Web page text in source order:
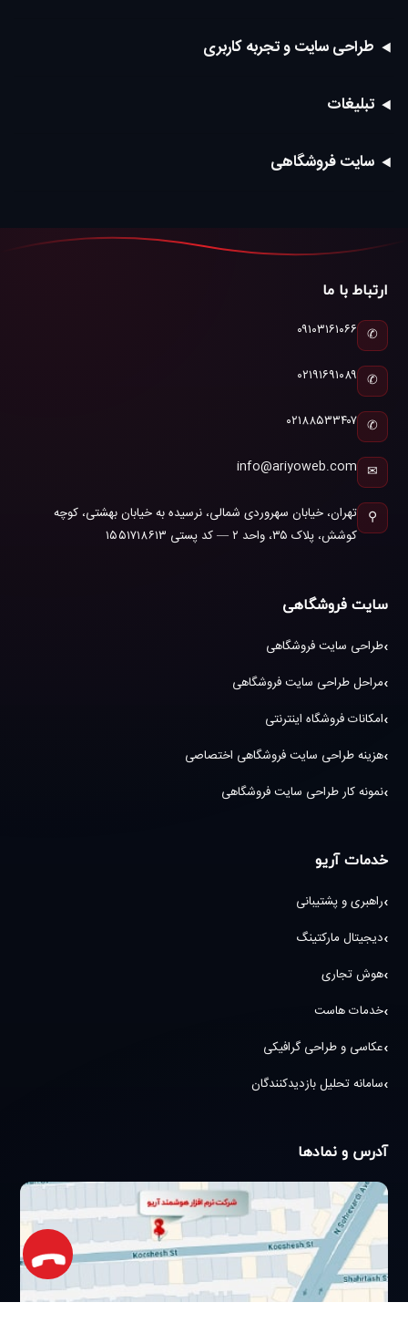
طراحی سایت و تجربه کاربری
تبلیغات
سایت فروشگاهی
ارتباط با ما
✆ ۰۹۱۰۳۱۶۱۰۶۶
✆ ۰۲۱۹۱۶۹۱۰۸۹
✆ ۰۲۱۸۸۵۳۳۴۰۷
✉
info@ariyoweb.com
⚲
تهران، خیابان سهروردی شمالی، نرسیده به خیابان بهشتی، کوچه
کوشش، پلاک ۳۵، واحد ۲ — کد پستی ۱۵۵۱۷۱۸۶۱۳
سایت فروشگاهی
طراحی سایت فروشگاهی
مراحل طراحی سایت فروشگاهی
امکانات فروشگاه اینترنتی
هزینه طراحی سایت فروشگاهی اختصاصی
نمونه کار طراحی سایت فروشگاهی
خدمات آریو
راهبری و پشتیبانی
دیجیتال مارکتینگ
هوش تجاری
خدمات هاست
عکاسی و طراحی گرافیکی
سامانه تحلیل بازدیدکنندگان
آدرس و نمادها